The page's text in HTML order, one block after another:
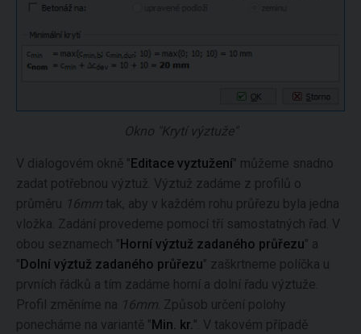
Okno "Krytí výztuže"
V dialogovém okně "Editace vyztužení" můžeme snadno
zadat potřebnou výztuž. Výztuž zadáme z profilů o
průměru 16mm tak, aby v každém rohu průřezu byla jedna
vložka. Zadání provedeme pomocí tří samostatných řad. V
obou seznamech "Horní výztuž zadaného průřezu" a
"Dolní výztuž zadaného průřezu" zaškrtneme políčka u
prvních řádků a tím zadáme horní a dolní řadu výztuže.
Profil změníme na 16mm . Způsob určení polohy
ponecháme na variantě "Min. kr. ". V takovém případě